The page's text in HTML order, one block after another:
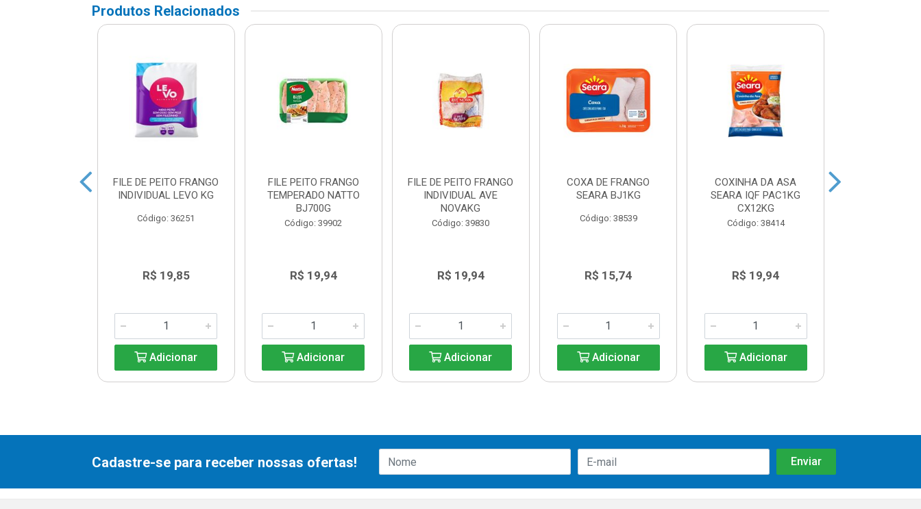
Produtos Relacionados
FILE DE PEITO FRANGO
INDIVIDUAL LEVO KG
Código: 36251
R$ 19,85
Adicionar
FILE PEITO FRANGO
TEMPERADO NATTO
BJ700G
Código: 39902
R$ 19,94
Adicionar
FILE DE PEITO FRANGO
INDIVIDUAL AVE
NOVAKG
Código: 39830
R$ 19,94
Adicionar
COXA DE FRANGO
SEARA BJ1KG
Código: 38539
R$ 15,74
Adicionar
COXINHA DA ASA
SEARA IQF PAC1KG
CX12KG
Código: 38414
R$ 19,94
Adicionar
Cadastre-se para receber nossas ofertas!